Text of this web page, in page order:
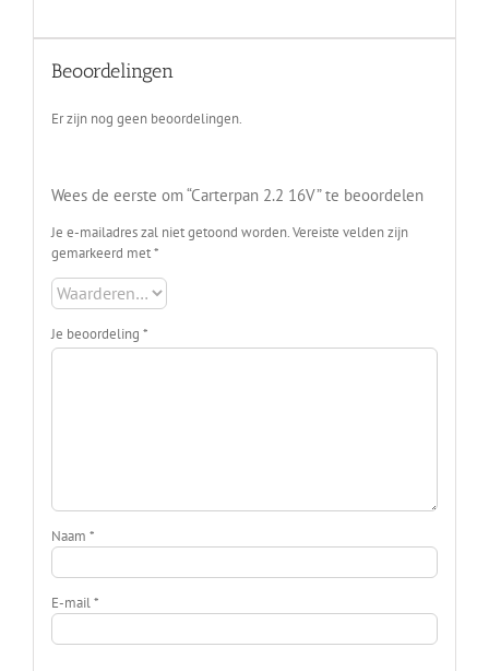
Beoordelingen
Er zijn nog geen beoordelingen.
Wees de eerste om “Carterpan 2.2 16V” te beoordelen
Je e-mailadres zal niet getoond worden. Vereiste velden zijn
gemarkeerd met*
Je beoordeling *
Naam *
E-mail*